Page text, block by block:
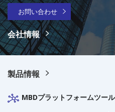
お問い合わせ
会社情報
製品情報
MBDプラットフォームツール